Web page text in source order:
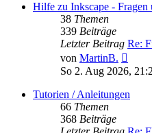
Hilfe zu Inkscape - Fragen
38 Themen
339 Beiträge
Letzter Beitrag Re:
von MartinB.
So 2. Aug 2026,
Tutorien / Anleitungen
66 Themen
368 Beiträge